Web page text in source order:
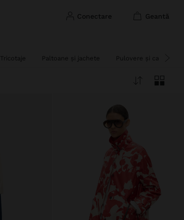
conectare geantă
Tricotaje Paltoane și jachete Pulovere și cardigane